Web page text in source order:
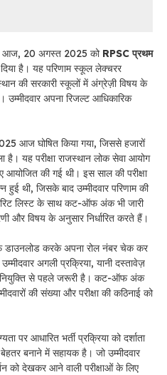
आज, 20 अगस्त 2025 को RPSC प्रथम
है। यह परिणाम स्कूल लेक्चरर
की सरकारी स्कूलों में अंग्रेज़ी विषय के
उम्मीदवार अपना रिजल्ट आधिकारिक
आज घोषित किया गया, जिससे हजारों
है। यह परीक्षा राजस्थान लोक सेवा आयोग
आयोजित की गई थी। इस साल की परीक्षा
थी, जिसके बाद उम्मीदवार परिणाम की
लिस्ट के साथ कट-ऑफ अंक भी जारी
और विषय के अनुसार निर्धारित करते हैं।
डाउनलोड करके अपना रोल नंबर चेक कर
अगली प्रक्रिया, यानी दस्तावेज़
नियुक्ति से पहले जरूरी है। कट-ऑफ अंक
की संख्या और परीक्षा की कठिनाई को
पर आधारित भर्ती प्रक्रिया को दर्शाता
बनाने में सहायक है। जो उम्मीदवार
देखकर आने वाली परीक्षाओं के लिए